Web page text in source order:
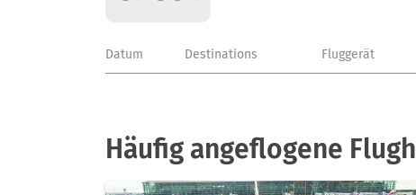
Datum Destinations Fluggerät
Häufig angeflogene